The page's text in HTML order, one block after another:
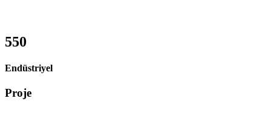
550
Endüstriyel
Proje